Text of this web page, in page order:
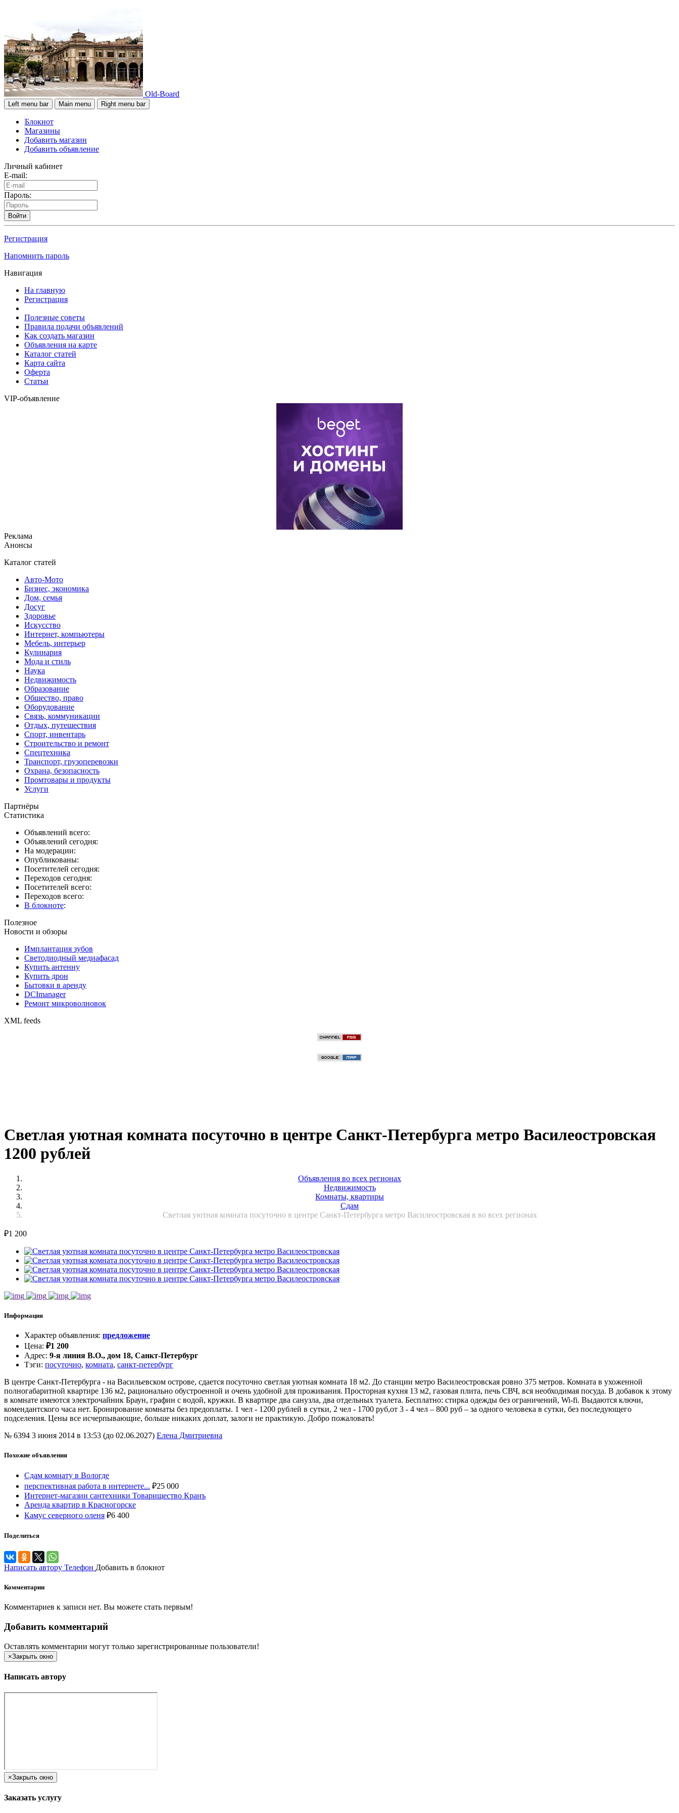
Old-Board
Left menu bar Main menu Right menu bar
Блокнот
Магазины
Добавить магазин
Добавить объявление
Личный кабинет
E-mail:
Пароль:
Войти
Регистрация
Напомнить пароль
Навигация
На главную
Регистрация
Полезные советы
Правила подачи объявлений
Как создать магазин
Объявления на карте
Каталог статей
Карта сайта
Оферта
Статьи
VIP-объявление
Реклама
Анонсы
Каталог статей
Авто-Мото
Бизнес, экономика
Дом, семья
Досуг
Здоровье
Искусство
Интернет, компьютеры
Мебель, интерьер
Кулинария
Мода и стиль
Наука
Недвижимость
Образование
Общество, право
Оборудование
Связь, коммуникации
Отдых, путешествия
Спорт, инвентарь
Строительство и ремонт
Спецтехника
Транспорт, грузоперевозки
Охрана, безопасность
Промтовары и продукты
Услуги
Партнёры
Статистика
Объявлений всего:
Объявлений сегодня:
На модерации:
Опубликованы:
Посетителей сегодня:
Переходов сегодня:
Посетителей всего:
Переходов всего:
В блокноте:
Полезное
Новости и обзоры
Имплантация зубов
Светодиодный медиафасад
Купить антенну
Купить дрон
Бытовки в аренду
DCImanager
Ремонт микроволновок
XML feeds
Светлая уютная комната посуточно в центре Санкт-Петербурга метро Василеостровская
1200 рублей
Объявления во всех регионах
Недвижимость
Комнаты, квартиры
Сдам
Светлая уютная комната посуточно в центре Санкт-Петербурга метро Василеостровская в во всех регионах
₽1 200
Информация
Характер объявления: предложение
Цена: ₽1 200
Адрес: 9-я линия В.О., дом 18, Санкт-Петербург
Тэги: посуточно, комната, санкт-петербург
В центре Санкт-Петербурга - на Васильевском острове, сдается посуточно светлая уютная комната 18 м2. До станции метро Василеостровская ровно 375 метров. Комната в ухоженной
полногабаритной квартире 136 м2, рационально обустроенной и очень удобной для проживания. Просторная кухня 13 м2, газовая плита, печь СВЧ, вся необходимая посуда. В добавок к этому
в комнате имеются электрочайник Браун, графин с водой, кружки. В квартире два санузла, два отдельных туалета. Бесплатно: стирка одежды без ограничений, Wi-fi. Выдаются ключи,
комендантского часа нет. Бронирование комнаты без предоплаты. 1 чел - 1200 рублей в сутки, 2 чел - 1700 руб,от 3 - 4 чел – 800 руб – за одного человека в сутки, без последующего
подселения. Цены все исчерпывающие, больше никаких доплат, залоги не практикую. Добро пожаловать!
№ 6394 3 июня 2014 в 13:53 (до 02.06.2027) Елена Дмитриевна
Похожие объявления
Сдам комнату в Вологде
перспективная работа в интернете... ₽25 000
Интернет-магазин сантехники Товарищество Кранъ
Аренда квартир в Красногорске
Камус северного оленя ₽6 400
Поделиться
Написать автору Телефон Добавить в блокнот
Комментарии
Комментариев к записи нет. Вы можете стать первым!
Добавить комментарий
Оставлять комментарии могут только зарегистрированные пользователи!
×Закрыть окно
Написать автору
×Закрыть окно
Заказать услугу